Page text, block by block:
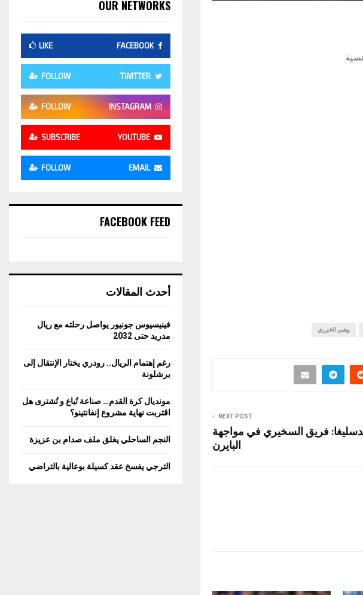
وهبي الخزري
NEXT POST
فريق السخيري في مواجهة
البايرن
OUR NETWORKS
FACEBOOK
LIKE
TWITTER
FOLLOW
INSTAGRAM
FOLLOW
YOUTUBE
SUBSCRIBE
EMAIL
FOLLOW
FACEBOOK FEED
أحدث المقالات
فينيسيوس جونيور يواصل رحلته مع ريال
مدريد حتى 2032
رغم إهتمام الريال.. رودري يختار الإنتقال إلى
برشلونة
مونديال كرة القدم… صناعة تُباع و تُشترى هل
اقتربت نهاية مشروع إنفانتينو؟
النجم الساحلي يغلق ملف صدام بن عزيزة
الترجي يفسخ عقد كسيلة بوعالية بالتراضي